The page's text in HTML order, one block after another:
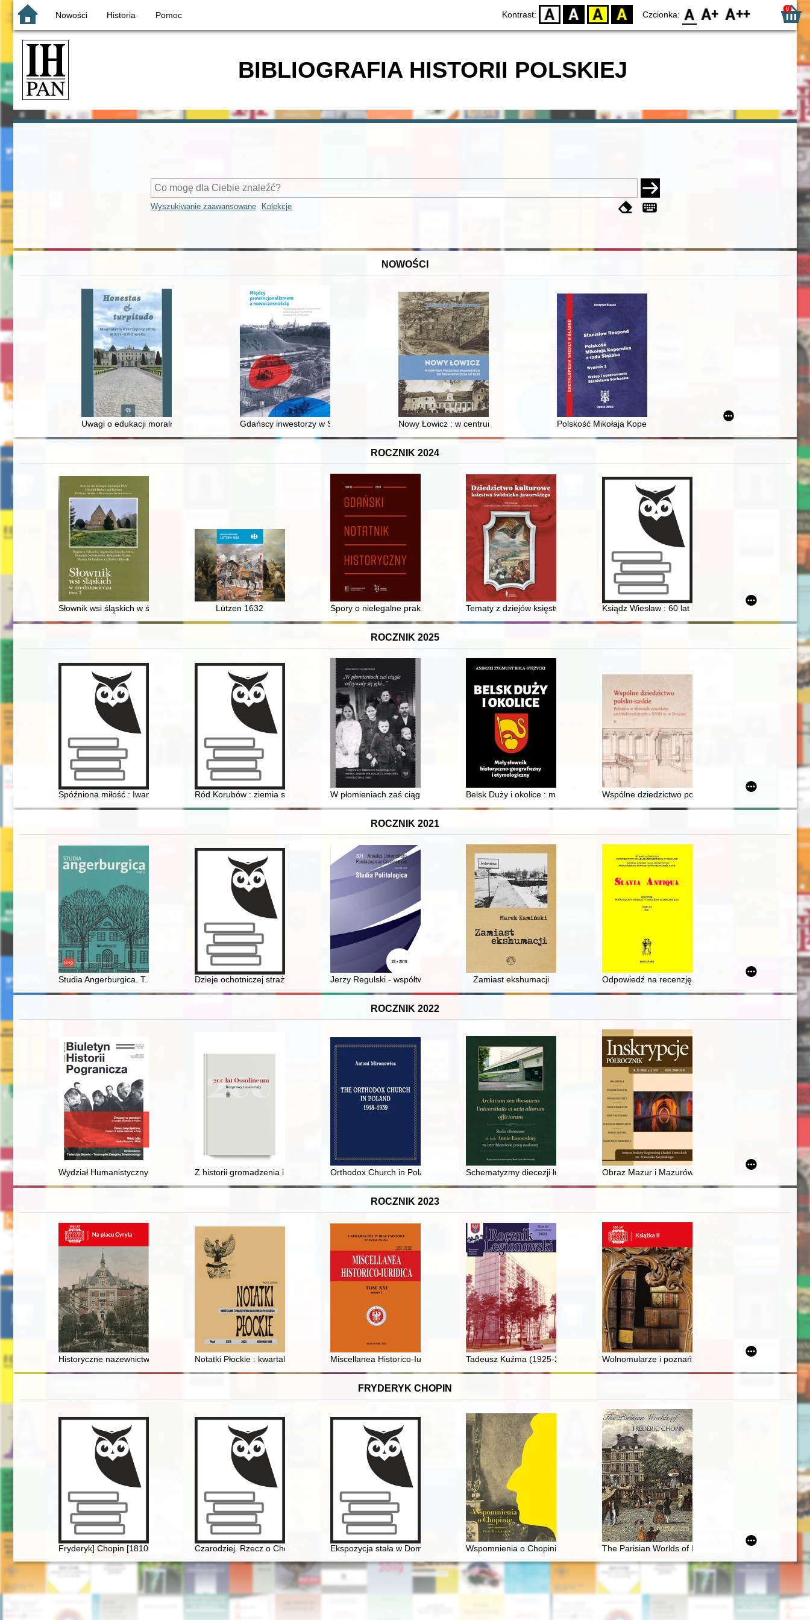
Nowości Historia Pomoc Kontrast: D BW YB BY Czcionka: F0 F1 F2 0
BIBLIOGRAFIA HISTORII POLSKIEJ
Wyszukiwanie zaawansowane Kolekcje
NOWOŚCI
Uwagi o edukacji moralnej synów szlacheckich w XVI-wiecznej RzeczypospolitejGdańscy inwestorzy w Sopocie : prestiż finansowy i towarzyski lokalnego mieszczaństwa w 2. poł. XIX w
Nowy Łowicz : w centrum poligonu drawskiego od średniowiecza do dziś
Polskość Mikołaja Kopernika z rodu Ślązaka
ROCZNIK 2024
Słownik wsi śląskich w średniowieczu. T. 3,Lützen 1632 Spory o nielegalne praktyki lecznicze pomiędzy balwierzami a katami w Elblągu w XVII w
Tematy z dziejów księstwa świdnicko-jaworskiego w dekoracji pamiątkowych szkieł
Ksiądz Wiesław : 60 lat kapłaństwa ks. kanonika
ROCZNIK 2025
Spóźniona miłość : Iwan Mazepa i Motria Koczubej w świetle świadectw historyczych = Belated love : Ivan Mazepa and Motria Kochubey in the light of historical evidence
Ród Korubów : ziemia szaniecka W płomieniach zaś ciągle odzywały się jęki..." : niemieckie zbrodnie na niosących pomoc Żydom Polakach z Ciepielowa i
Belsk Duży i okolice : mały słownik historyczno-geograficzny i etymologiczny
Wspólne dziedzictwo polsko-saskie : polonica w
ROCZNIK 2021
Studia Angerburgica. T. 17 Dzieje ochotniczej straży pożarnej w Gwiździnach 1910-2020Jerzy Regulski - współtwórca samorządu terytorialnego III Rzeczypospolitej
Zamiast ekshumacji Odpowiedź na recenzję Kamila Kajkowskiego: "Jak
ROCZNIK 2022
Wydział Humanistyczny Uniwersytetu Stefana Batorego w Wilnie w latach 1919-1939 - recenzja]
Z historii gromadzenia i udostępniania zbiorów w Zakładzie Narodowym im. Ossolińskich w latach 1827-1834
Orthodox Church in Poland 1918-1939Schematyzmy diecezji łuckiej i żytomierskiej (1801-1938) = Catalogues of the Lutsk and
Obraz Mazur i Mazurów w polskich relacjach
ROCZNIK 2023
Historyczne nazewnictwo placu Cyryla RatajskiegoNotatki Płockie : kwartalnik Towarzystwa Naukowego Płockiego = Płock Notices : quarterly of the Scientific Society of Płock. 2023, [nr] 2
Miscellanea Historico-Iuridica. T. 21, z. 1 (2022), Edycje źródłowych akt sejmikowych (przeszłość – teraźniejszość –
Tadeusz Kuźma (1925-2022) Wolnomularze i poznański rynek książki w latach
FRYDERYK CHOPIN
Fryderyk] Chopin [1810-1849] i George Sand [1804-1876] miłość nie od pierwszego spojrzenia
Czarodziej. Rzecz o Chopinie [1810-1849]Ekspozycja stała w Domu Urodzenia Fryderyka Chopina w Żelazowej Woli
Wspomnienia o Chopinie. Cz. 1 The Parisian Worlds of Frédéric Chopin